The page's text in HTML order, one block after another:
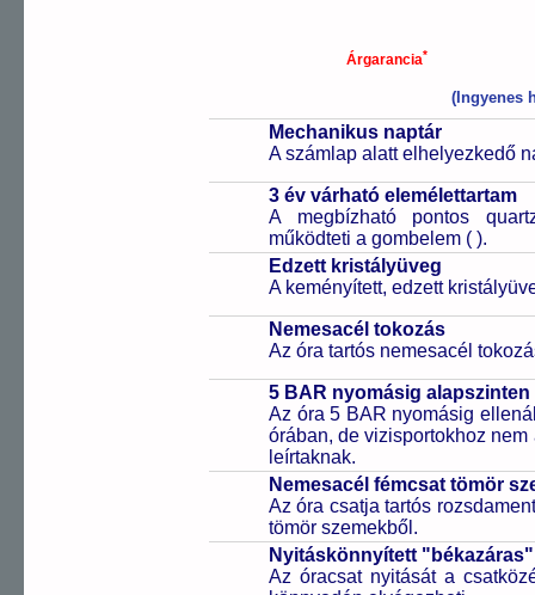
Árgarancia*
(Ingyenes
Mechanikus naptár
A számlap alatt elhelyezkedő
3 év várható elemélettartam
A megbízható pontos
működteti a gombelem ( ).
Edzett kristályüveg
A keményített, edzett
Nemesacél tokozás
Az óra tartós nemesacél
5 BAR nyomásig alapszinten
Az óra 5 BAR nyomásig
órában, de vizisportokhoz
leírtaknak.
Nemesacél fémcsat tömör
Az óra csatja tartós
tömör szemekből.
Nyitáskönnyített
Az óracsat nyitását a